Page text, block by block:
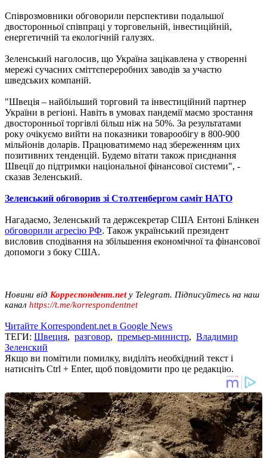
Співрозмовники обговорили перспективи подальшої
двосторонньої співпраці у торговельній, інвестиційній,
енергетичній та екологічній галузях.
Зеленський наголосив, що Україна зацікавлена ​​у створенні
мережі сучасних сміттєпереробних заводів за участю
шведських компаній.
"Швеція – найбільший торговий та інвестиційний партнер
України в регіоні. Навіть в умовах пандемії маємо зростання
двосторонньої торгівлі більш ніж на 50%. За результатами
року очікуємо вийти на показники товарообігу в 800-900
мільйонів доларів. Працюватимемо над збереженням цих
позитивних тенденцій. Будемо вітати також приєднання
Швеції до підтримки національної фінансової системи", -
сказав Зеленський.
Зеленський обговорив зі Столтенбергом саміт НАТО
Нагадаємо, Зеленський та держсекретар США Ентоні Блінкен
обговорили агресію РФ. Також український президент
висловив сподівання на збільшення економічної та фінансової
допомоги з боку США.
Новини від Корреспондент.netу Telegram. Підписуйтесь на наш
канал https://t.me/korrespondentnet
Читайте Korrespondent.net в Google News
ТЕГИ: Швеция, разговор, премьер-министр, Владимир
Зеленский
Якщо ви помітили помилку, виділіть необхідний текст і
натисніть Ctrl + Enter, щоб повідомити про це редакцію.